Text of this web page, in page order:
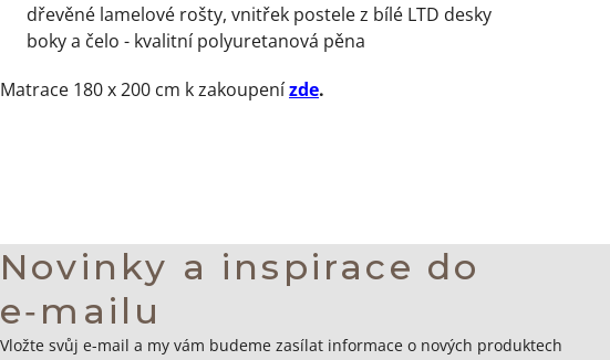
dřevěné lamelové rošty, vnitřek postele z bílé LTD desky
boky a čelo - kvalitní polyuretanová pěna
Matrace 180 x 200 cm k zakoupenízde.
Zápatí
Novinky a inspirace do
e‑mailu
Vložte svůj e-mail a my vám budeme zasílat informace o nových produktech